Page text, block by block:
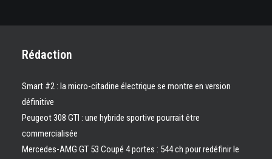
Rédaction
Smart #2 : la micro-citadine électrique se montre en version
définitive
Peugeot 308 GTI : une hybride sportive pourrait être
commercialisée
Mercedes-AMG GT 53 Coupé 4 portes : 544 ch pour redéfinir le